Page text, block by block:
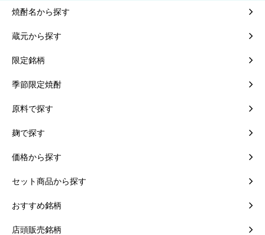
焼酎名から探す
蔵元から探す
限定銘柄
季節限定焼酎
原料で探す
麹で探す
価格から探す
セット商品から探す
おすすめ銘柄
店頭販売銘柄